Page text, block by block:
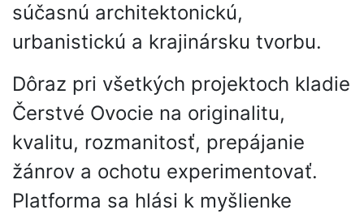
súčasnú architektonickú,
urbanistickú a krajinársku tvorbu.
Dôraz pri všetkých projektoch kladie
Čerstvé Ovocie na originalitu,
kvalitu, rozmanitosť, prepájanie
žánrov a ochotu experimentovať.
Platforma sa hlási k myšlienke